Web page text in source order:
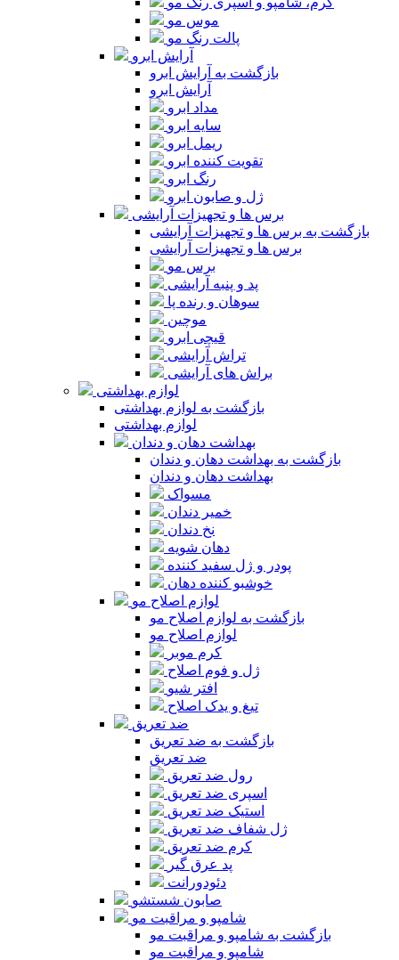
موس مو
پالت رنگ مو
آرایش ابرو
بازگشت به آرایش ابرو
آرایش ابرو
مداد ابرو
سایه ابرو
ریمل ابرو
تقویت کننده ابرو
رنگ ابرو
ژل و صابون ابرو
برس ها و تجهیزات آرایشی
بازگشت به برس ها و تجهیزات آرایشی
برس ها و تجهیزات آرایشی
برس مو
پد و پنبه آرایشی
سوهان و رنده پا
موچین
قیچی ابرو
تراش آرایشی
براش های آرایشی
لوازم بهداشتی
بازگشت به لوازم بهداشتی
لوازم بهداشتی
بهداشت دهان و دندان
بازگشت به بهداشت دهان و دندان
بهداشت دهان و دندان
مسواک
خمیر دندان
نخ دندان
دهان شویه
پودر و ژل سفید کننده
خوشبو کننده دهان
لوازم اصلاح مو
بازگشت به لوازم اصلاح مو
لوازم اصلاح مو
کرم موبر
ژل و فوم اصلاح
افتر شیو
تیغ و یدک اصلاح
ضد تعریق
بازگشت به ضد تعریق
ضد تعریق
رول ضد تعریق
اسپری ضد تعریق
استیک ضد تعریق
ژل شفاف ضد تعریق
کرم ضد تعریق
پد عرق گیر
دئودورانت
صابون شستشو
شامپو و مراقبت مو
بازگشت به شامپو و مراقبت مو
شامپو و مراقبت مو